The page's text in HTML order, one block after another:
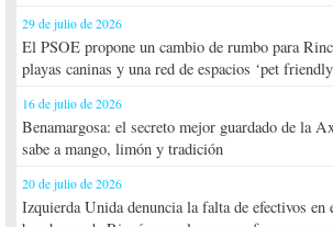
29 de julio de 2026
El PSOE propone un cambio de rumbo para
playas caninas y una red de espacios ‘pet
16 de julio de 2026
Benamargosa: el secreto mejor guardado de la
sabe a mango, limón y tradición
20 de julio de 2026
Izquierda Unida denuncia la falta de efectivos en